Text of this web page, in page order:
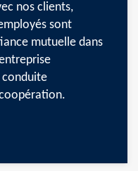
nos clients,
sont
mutuelle dans
conduite